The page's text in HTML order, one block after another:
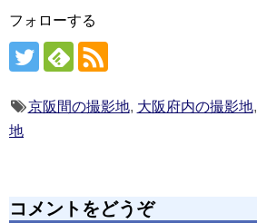
フォローする
京阪間の撮影地, 大阪府内の撮影地,
地
コメントをどうぞ